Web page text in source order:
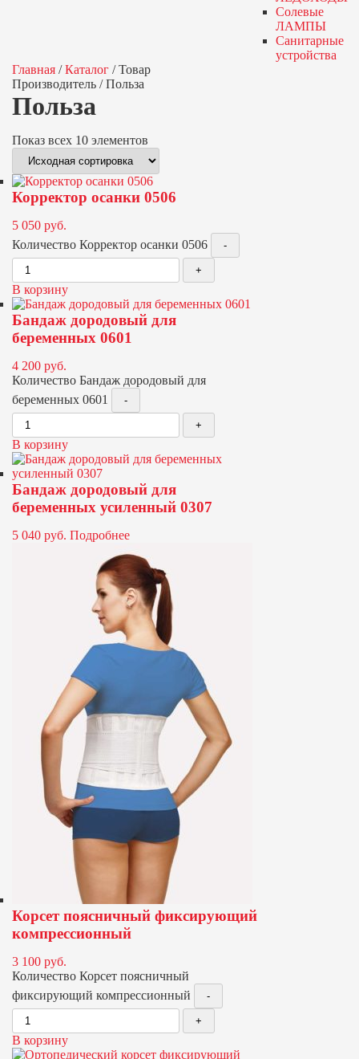
Солевые
ЛАМПЫ
Санитарные
устройства
Главная /Каталог /Товар
Производитель /Польза
Польза
Показ всех 10 элементов
Корректор осанки 0506
5 050 руб.
Количество Корректор осанки 0506
В корзину
Бандаж дородовый для
беременных 0601
4 200 руб.
Количество Бандаж дородовый для
беременных 0601
В корзину
Бандаж дородовый для
беременных усиленный 0307
5 040 руб. Подробнее
Корсет поясничный фиксирующий
компрессионный
3 100 руб.
Количество Корсет поясничный
фиксирующий компрессионный
В корзину